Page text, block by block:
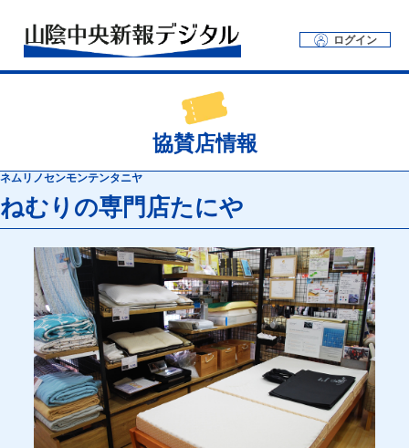
ログイン
協賛店情報
ネムリノセンモンテンタニヤ
ねむりの専門店たにや